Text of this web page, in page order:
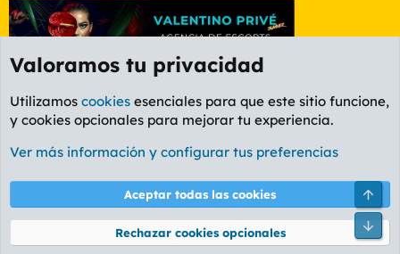
Foro General
Cookies
PL OLDSTYLE AMARILLO
Términos y reglas Política de privacidad Ayuda
Community platform by XenForo® © 2010-2026 XenForo Ltd.
Valoramos tu privacidad
Utilizamos cookies esenciales para que este sitio funcione,
y cookies opcionales para mejorar tu experiencia.
Ver más información y configurar tus preferencias
Aceptar todas las cookies
Rechazar cookies opcionales
Pie